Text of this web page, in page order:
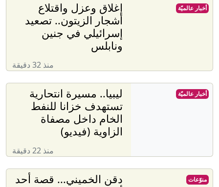
إغلاق وعزل واقتلاع
أشجار الزيتون.. تصعيد
إسرائيلي في جنين
ونابلس
منذ 32 دقيقة
أخبار عالميّة
ليبيا.. مسيرة انتحارية
تستهدف خزانا للنفط
الخام داخل مصفاة
الزاوية (فيديو)
منذ 22 دقيقة
أخبار عالميّة
دقن الخميني... قصة أحد
منوّعات